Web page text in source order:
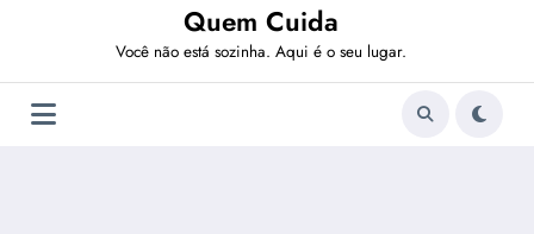
Quem Cuida
Você não está sozinha. Aqui é o seu lugar.